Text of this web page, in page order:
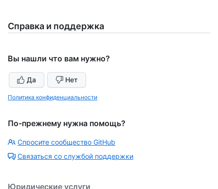
Справка и поддержка
Вы нашли что вам нужно?
Да Нет
Политика конфиденциальности
По-прежнему нужна помощь?
Спросите сообщество GitHub
Связаться со службой поддержки
Юридические услуги